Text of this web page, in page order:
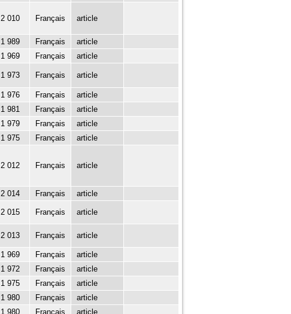
2 010 Français article
1 989 Français
article
1 969 Français
article
1 973 Français article
1 976 Français
article
1 981 Français
article
1 979 Français
article
1 975 Français
article
2 012 Français article
2 014 Français article
2 015 Français article
2 013 Français article
1 969 Français
article
1 972 Français
article
1 975 Français
article
1 980 Français
article
1 980 Français
article